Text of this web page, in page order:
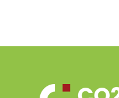
VERENIGDE